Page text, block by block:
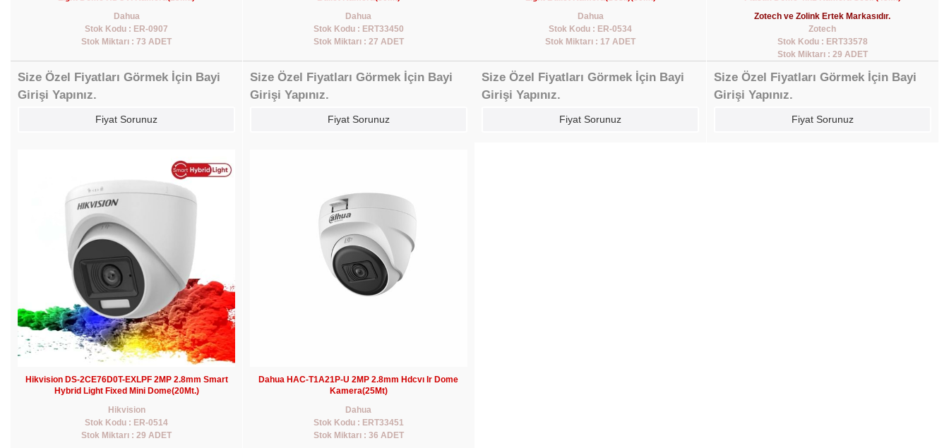
Dahua
Stok Kodu : ER-0907
Stok Miktarı : 73 ADET
Size Özel Fiyatları Görmek İçin Bayi
Girişi Yapınız.
Fiyat Sorunuz
Dahua
Stok Kodu : ERT33450
Stok Miktarı : 27 ADET
Size Özel Fiyatları Görmek İçin Bayi
Girişi Yapınız.
Fiyat Sorunuz
Dahua
Stok Kodu : ER-0534
Stok Miktarı : 17 ADET
Size Özel Fiyatları Görmek İçin Bayi
Girişi Yapınız.
Fiyat Sorunuz
Zotech ve Zolink Ertek Markasıdır.
Zotech
Stok Kodu : ERT33578
Stok Miktarı : 29 ADET
Size Özel Fiyatları Görmek İçin Bayi
Girişi Yapınız.
Fiyat Sorunuz
Hikvision DS-2CE76D0T-EXLPF 2MP 2.8mm Smart
Hybrid Light Fixed Mini Dome(20Mt.)
Hikvision
Stok Kodu : ER-0514
Stok Miktarı : 29 ADET
Dahua HAC-T1A21P-U 2MP 2.8mm Hdcvı Ir Dome
Kamera(25Mt)
Dahua
Stok Kodu : ERT33451
Stok Miktarı : 36 ADET